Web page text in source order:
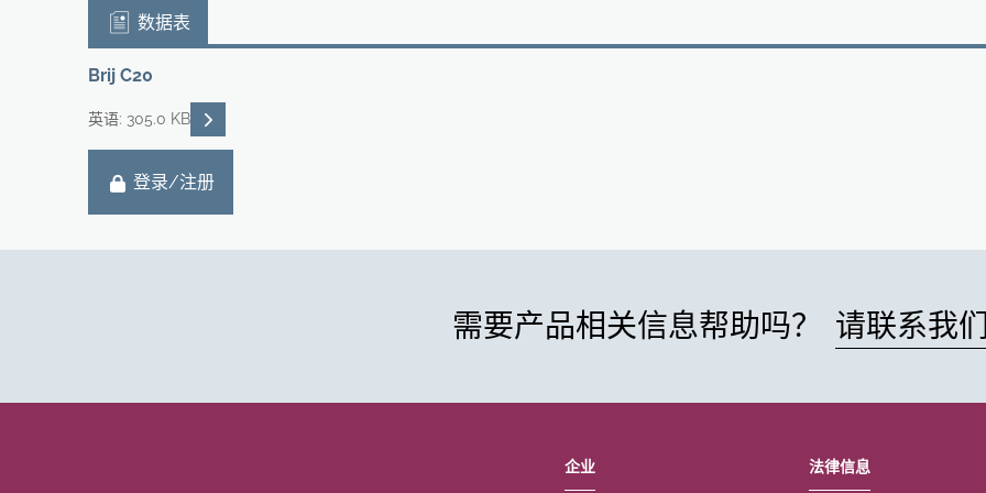
数据表
Brij C20
英语: 305.0 KB READ DESCRIPTIONS
登录/注册
需要产品相关信息帮助吗？ 请联系我
企业 法律信息